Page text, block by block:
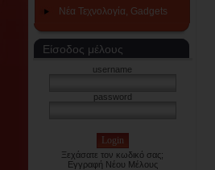
Νέα Τεχνολογία, Gadgets
Είσοδος μέλους
username
password
Ξεχάσατε τον κωδικό σας;
Εγγραφή Νέου Μέλους